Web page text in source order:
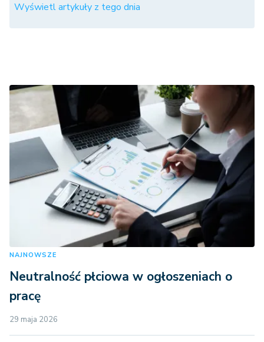
Wyświetl artykuły z tego dnia
NAJNOWSZE
Neutralność płciowa w ogłoszeniach o
pracę
29 maja 2026